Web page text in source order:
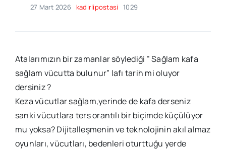
27 Mart 2026 kadirlipostasi 1029
Atalarımızın bir zamanlar söylediği ” Sağlam kafa
sağlam vücutta bulunur” lafı tarih mi oluyor
dersiniz ?
Keza vücutlar sağlam,yerinde de kafa derseniz
sanki vücutlara ters orantılı bir biçimde küçülüyor
mu yoksa? Dijitalleşmenin ve teknolojinin akıl almaz
oyunları, vücutları, bedenleri oturttuğu yerde